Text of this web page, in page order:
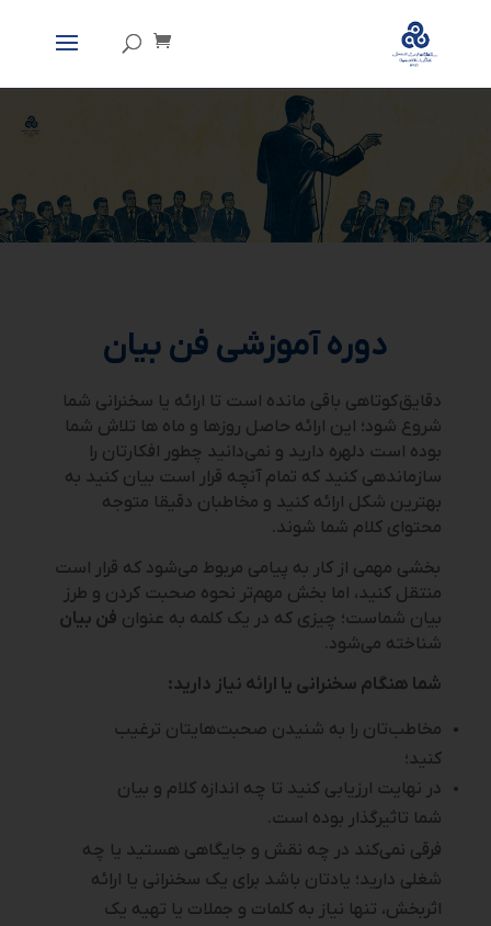
دوره آموزشی فن بیان
دقایق کوتاهی باقی مانده است تا ارائه یا سخنرانی شما
شروع شود؛ این ارائه حاصل روزها و ماه ها تلاش شما
بوده است دلهره دارید و نمی‌دانید چطور افکارتان را
سازماندهی کنید که تمام آنچه قرار است بیان کنید به
بهترین شکل ارائه کنید و مخاطبان دقیقا متوجه
محتوای کلام شما شوند.
بخشی مهمی از کار به پیامی مربوط می‌شود که قرار است
منتقل کنید، اما بخش مهم‌تر نحوه صحبت کردن و طرز
بیان شماست؛ چیزی که در یک کلمه به عنوان فن بیان
شناخته می‌شود.
شما هنگام سخنرانی یا ارائه نیاز دارید:
مخاطب‌تان را به شنیدن صحبت‌هایتان ترغیب
کنید؛
در نهایت ارزیابی کنید تا چه اندازه کلام و بیان
شما تاثیرگذار بوده است.
فرقی نمی‌کند در چه نقش و جایگاهی هستید یا چه
شغلی دارید؛ یادتان باشد برای یک سخنرانی یا ارائه
اثربخش، تنها نیاز به کلمات و جملات یا تهیه یک